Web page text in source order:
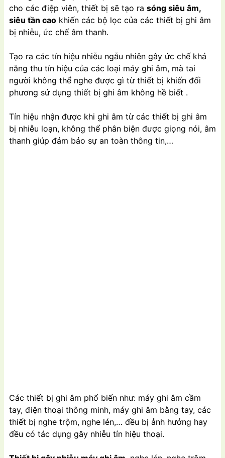
cho các điệp viên, thiết bị sẽ tạo ra sóng siêu âm,
siêu tần cao khiến các bộ lọc của các thiết bị ghi âm
bị nhiễu, ức chế âm thanh.
Tạo ra các tín hiệu nhiễu ngẫu nhiên gây ức chế khả
năng thu tín hiệu của các loại máy ghi âm, mà tai
người không thể nghe được gì từ thiết bị khiến đối
phương sử dụng thiết bị ghi âm không hề biết .
Tín hiệu nhận được khi ghi âm từ các thiết bị ghi âm
bị nhiễu loạn, không thể phân biện được giọng nói, âm
thanh giúp đảm bảo sự an toàn thông tin,…
Các thiết bị ghi âm phổ biến như: máy ghi âm cầm
tay, điện thoại thông minh, máy ghi âm bằng tay, các
thiết bị nghe trộm, nghe lén,… đều bị ảnh hưởng hay
đều có tác dụng gây nhiễu tín hiệu thoại.